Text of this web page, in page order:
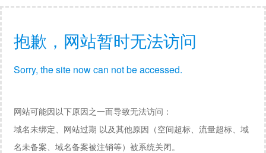
抱歉，网站暂时无法访问
Sorry, the site now can not be accessed.
网站可能因以下原因之一而导致无法访问：
域名未绑定、网站过期 以及其他原因（空间超标、流量超标、域
名未备案、域名备案被注销等）被系统关闭。